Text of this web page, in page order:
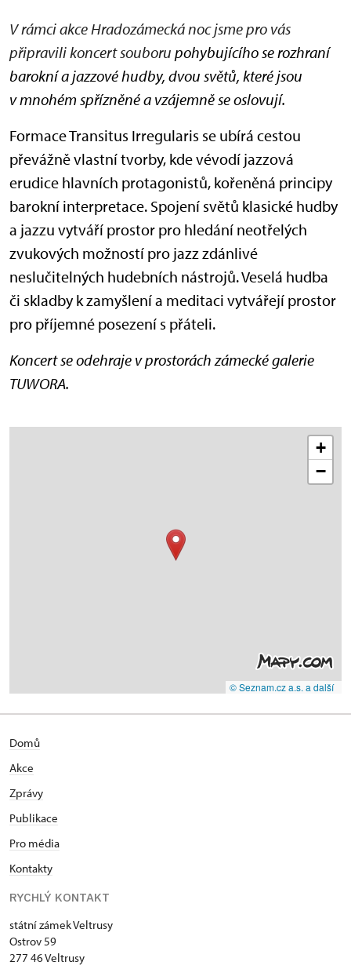
V rámci akce Hradozámecká noc jsme pro vás
připravili koncert souboru pohybujícího se rozhraní
barokní a jazzové hudby, dvou světů, které jsou
v mnohém spřízněné a vzájemně se oslovují.
Formace Transitus Irregularis se ubírá cestou
převážně vlastní tvorby, kde vévodí jazzová
erudice hlavních protagonistů, kořeněná principy
barokní interpretace. Spojení světů klasické hudby
a jazzu vytváří prostor pro hledání neotřelých
zvukových možností pro jazz zdánlivé
neslučitelných hudebních nástrojů. Veselá hudba
či skladby k zamyšlení a meditaci vytvářejí prostor
pro příjemné posezení s přáteli.
Koncert se odehraje v prostorách zámecké galerie
TUWORA.
+
−
© Seznam.cz a.s. a další
Domů
Akce
Zprávy
Publikace
Pro média
Kontakty
RYCHLÝ KONTAKT
státní zámek Veltrusy
Ostrov 59
277 46 Veltrusy